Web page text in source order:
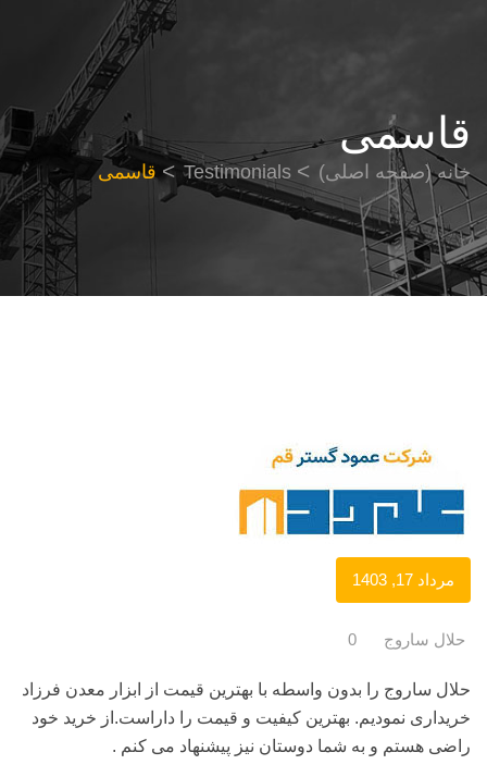
قاسمی
خانه (صفحه اصلی) Testimonials قاسمی
مرداد 17, 1403
حلال ساروج 0
حلال ساروج را بدون واسطه با بهترین قیمت از ابزار معدن فرزاد
خریداری نمودیم. بهترین کیفیت و قیمت را داراست.از خرید خود
راضی هستم و به شما دوستان نیز پیشنهاد می کنم .